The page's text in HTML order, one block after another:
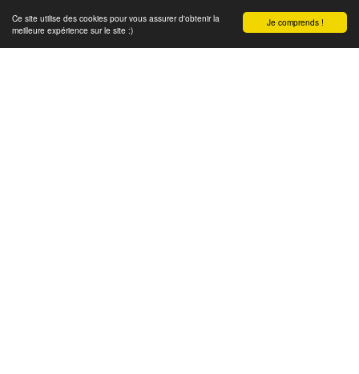
Je comprends !
Ce site utilise des cookies pour vous assurer d'obtenir la
meilleure expérience sur le site :)